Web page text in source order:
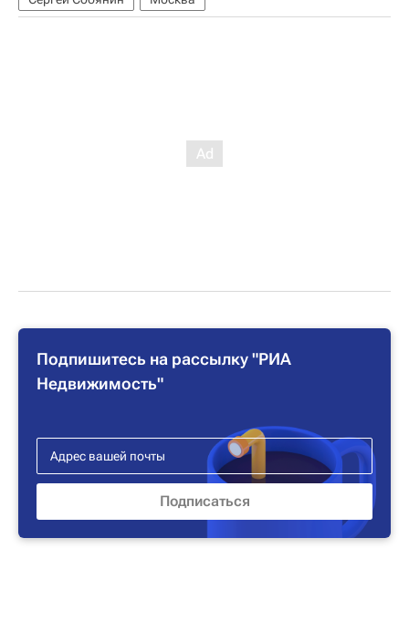
Подпишитесь на рассылку "РИА
Недвижимость"